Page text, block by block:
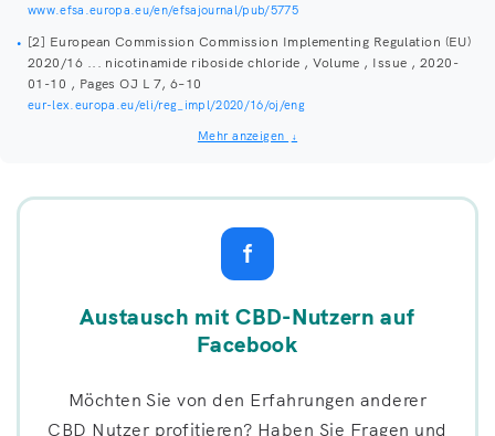
www.efsa.europa.eu/en/efsajournal/pub/5775
[2] European Commission Commission Implementing Regulation (EU)
2020/16 ... nicotinamide riboside chloride , Volume , Issue , 2020-
01-10 , Pages OJ L 7, 6–10
eur-lex.europa.eu/eli/reg_impl/2020/16/oj/eng
Mehr anzeigen
↓
f
Austausch mit CBD-Nutzern auf
Facebook
Möchten Sie von den Erfahrungen anderer
CBD Nutzer profitieren? Haben Sie Fragen und